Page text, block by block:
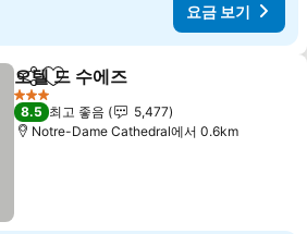
요금 보기
공유 즐겨찾기에 추가
오텔 드 수에즈
3 성급
8.5 최고 좋음
5,477
Notre-Dame Cathedral에서 0.6km